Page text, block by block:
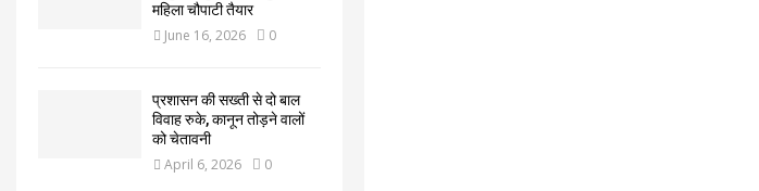
महिला चौपाटी तैयार
June 16, 2026 0
प्रशासन की सख्ती से दो बाल
विवाह रुके, कानून तोड़ने वालों
को चेतावनी
April 6, 2026 0